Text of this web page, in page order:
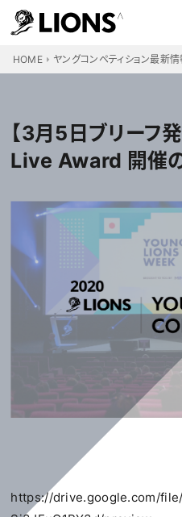
HOME ヤングコンペティション最新情
【3月5日ブリーフ
Live Award 開催
https://drive.google.com/